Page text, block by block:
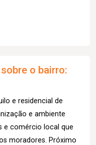
o bairro:
e residencial de
e ambiente
e comércio local que
moradores. Próximo